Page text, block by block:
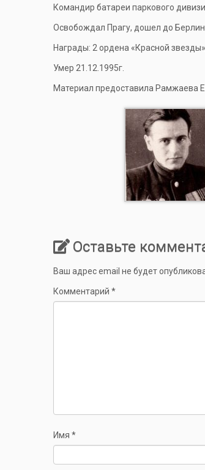
Командир батареи паркового
Освобождал Прагу, дошел до
Награды: 2 ордена «Красной
Умер 21.12.1995г.
Материал предоставила Рамжаева
Оставьте
Ваш адрес email не будет
Комментарий *
Имя *